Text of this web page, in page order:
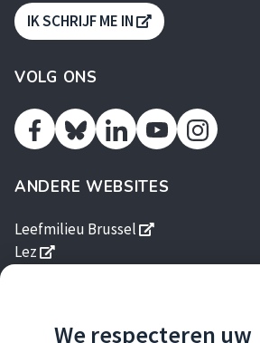
We respecteren uw
IK SCHRIJF ME IN S'OUVRE DANS
VOLG ONS
FacebookTwitterLinkedinYoutube
ANDERE WEBSITES
Leefmilieu Brussel
s'ouvre dans
Lez
s'ouvre dans une nouvelle